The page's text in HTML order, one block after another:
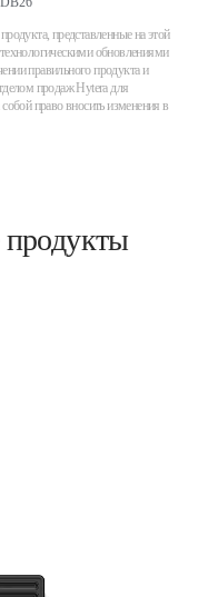
представленные на этой
обновлениями
правильного продукта и
продаж Hytera для
право вносить изменения в